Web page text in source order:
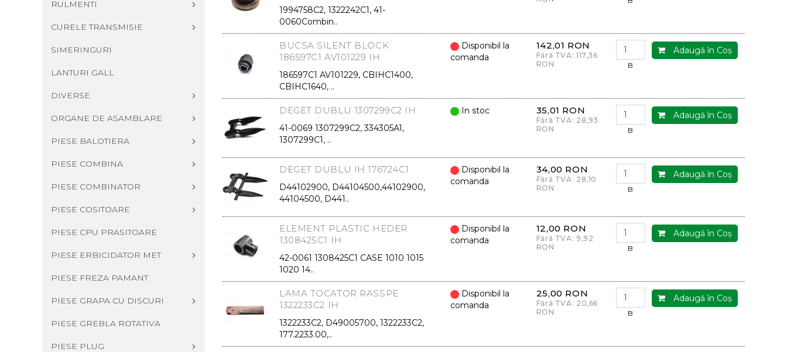
RULMENTI
CURELE TRANSMISIE
SIMERINGURI
LANTURI GALL
DIVERSE
ORGANE DE ASAMBLARE
PIESE BALOTIERA
PIESE COMBINA
PIESE COMBINATOR
PIESE COSITOARE
PIESE CPU PRASITOARE
PIESE ERBICIDATOR MET
PIESE FREZA PAMANT
PIESE GRAPA CU DISCURI
PIESE GREBLA ROTATIVA
PIESE PLUG
1994758C2, 1322242C1, 41-
0060Combin..
BUCSA SILENT BLOCK
186597C1 AV101229 IH
186597C1 AV101229, CBIHC1400,
CBIHC1640, ..
Disponibil la
comanda
142,01 RON
Fără TVA: 117,36
RON
Adaugă în Coş
B
DEGET DUBLU 1307299C2 IH
41-0069 1307299C2, 334305A1,
1307299C1, ..
In stoc 35,01 RON
Fără TVA: 28,93
RON
Adaugă în Coş
B
DEGET DUBLU IH 176724C1
D44102900, D44104500,44102900,
44104500, D441..
Disponibil la
comanda
34,00 RON
Fără TVA: 28,10
RON
Adaugă în Coş
B
ELEMENT PLASTIC HEDER
1308425C1 IH
42-0061 1308425C1 CASE 1010 1015
1020 14..
Disponibil la
comanda
12,00 RON
Fără TVA: 9,92
RON
Adaugă în Coş
B
LAMA TOCATOR RASSPE
1322233C2 IH
1322233C2, D49005700, 1322233C2,
177.2233.00,..
Disponibil la
comanda
25,00 RON
Fără TVA: 20,66
RON
Adaugă în Coş
B